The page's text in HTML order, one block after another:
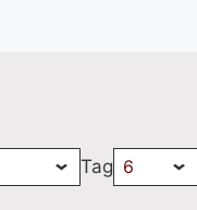
Tag